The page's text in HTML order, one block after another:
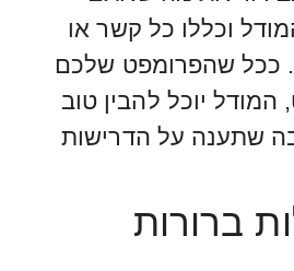
וכללו כל קשר או
ככל שהפרומפט שלכם
המודל יוכל להבין טוב
שתענה על הדרישות
ברורות